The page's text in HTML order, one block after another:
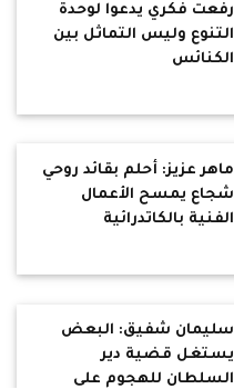
رفعت فكري يدعوا لوحدة
التنوع وليس التماثل بين
الكنائس
ماهر عزيز: أحلم بقائد روحي
شجاع يمسح الأعمال
الفنية بالكاتدرائية
سليمان شفيق: البعض
يستغل قضية دير
السلطان للهجوم على